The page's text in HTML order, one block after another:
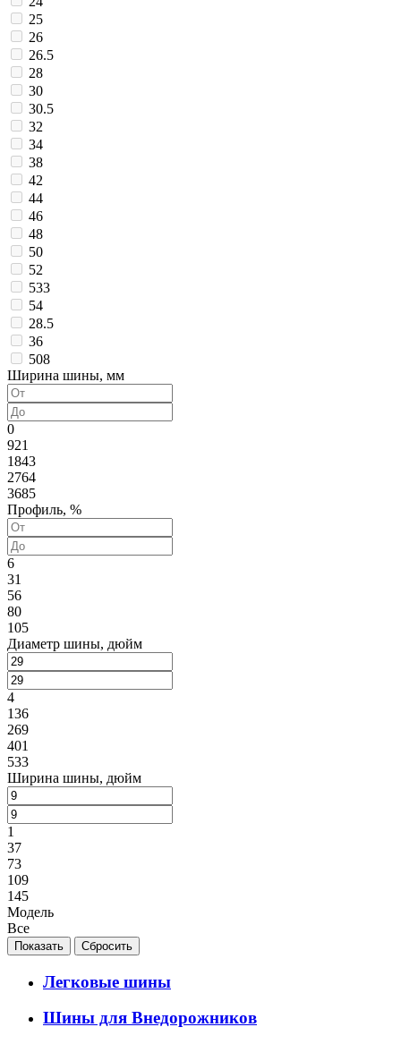
25
26
26.5
28
30
30.5
32
34
38
42
44
46
48
50
52
533
54
28.5
36
508
Ширина шины, мм
0
921
1843
2764
3685
Профиль, %
6
31
56
80
105
Диаметр шины, дюйм
4
136
269
401
533
Ширина шины, дюйм
1
37
73
109
145
Модель
Все
Легковые шины
Шины для Внедорожников